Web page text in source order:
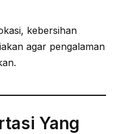
kebersihan
agar pengalaman
Yang